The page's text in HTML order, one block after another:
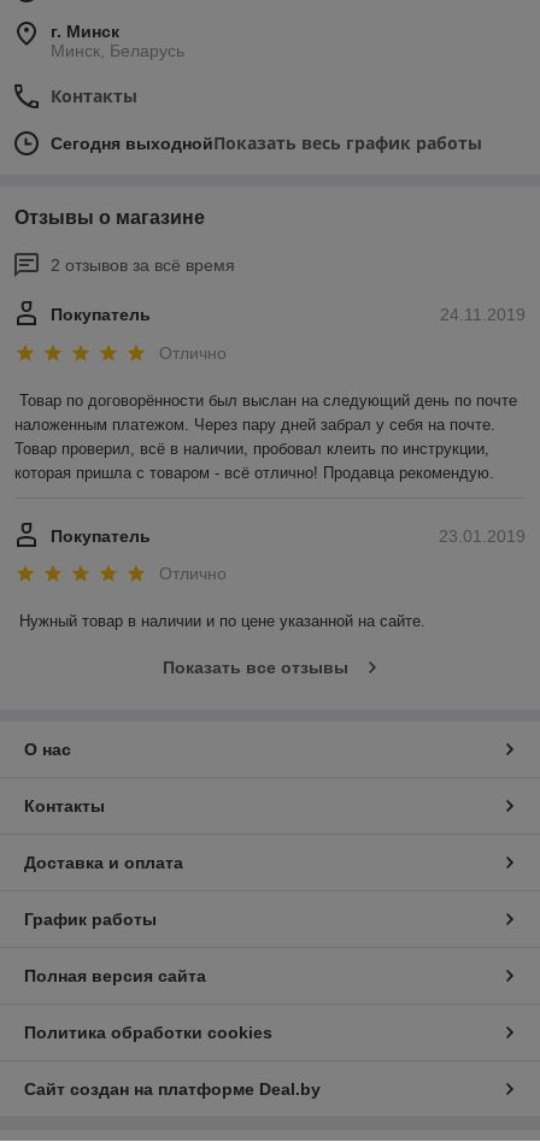
г. Минск
Минск, Беларусь
Контакты
Сегодня выходнойПоказать весь график работы
Отзывы о магазине
2 отзывов за всё время
24.11.2019
Покупатель
Отлично
Товар по договорённости был выслан на следующий день по почте
наложенным платежом. Через пару дней забрал у себя на почте.
Товар проверил, всё в наличии, пробовал клеить по инструкции,
которая пришла с товаром - всё отлично! Продавца рекомендую.
23.01.2019
Покупатель
Отлично
Нужный товар в наличии и по цене указанной на сайте.
Показать все отзывы
О нас
Контакты
Доставка и оплата
График работы
Полная версия сайта
Политика обработки cookies
Сайт создан на платформе Deal.by